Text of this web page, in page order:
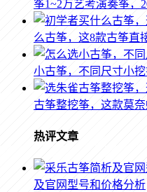
筝1~2万艺考演奏筝，
么古筝，这8款古筝直
小古筝，不同尺寸小挖
古筝整挖筝，这款莫奈
热评文章
及官网型号和价格分析